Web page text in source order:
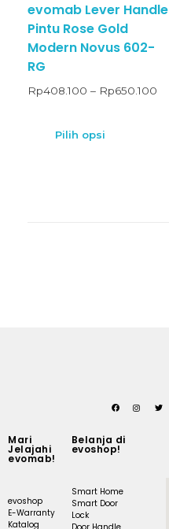
evomab Lever Handle
Pintu Rose Gold
Modern Novus 602-
RG
Rp408.100 – Rp650.100
Pilih opsi
Mari
Jelajahi
evomab!
evoshop
E-Warranty
Katalog
Belanja di
evoshop!
Smart Home
Smart Door
Lock